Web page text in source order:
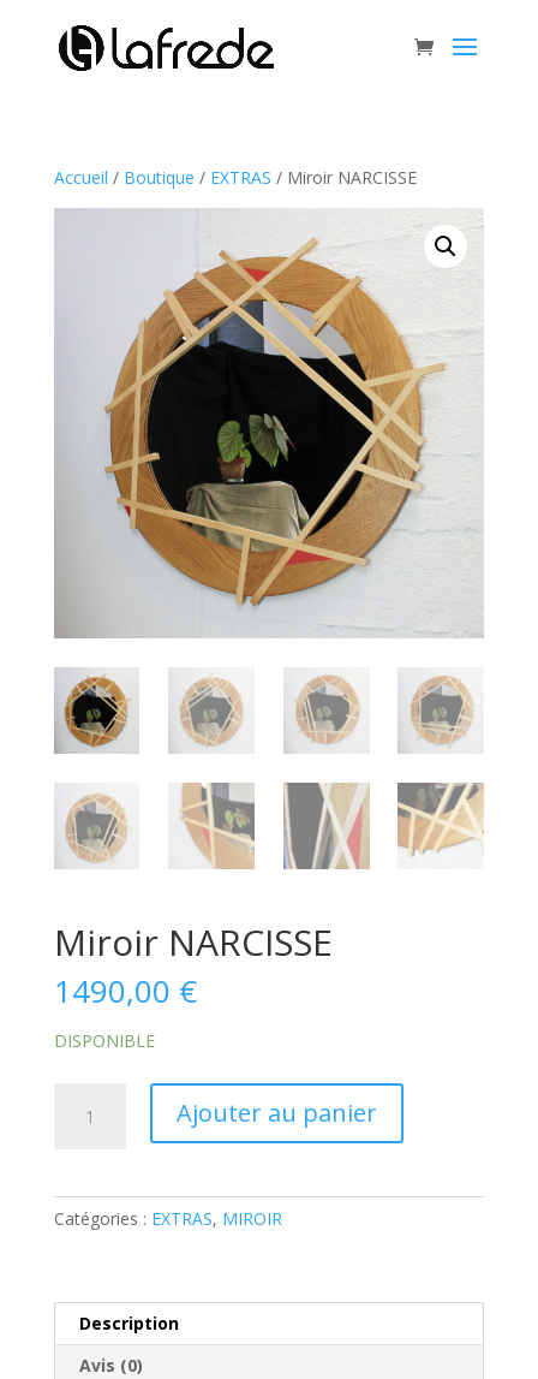
Accueil / Boutique / EXTRAS / Miroir NARCISSE
Miroir NARCISSE
1490,00 €
DISPONIBLE
Ajouter au panier
Catégories : EXTRAS, MIROIR
Description
Avis (0)